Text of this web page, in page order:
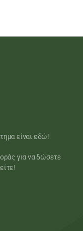
είναι εδώ!
για να δώσετε